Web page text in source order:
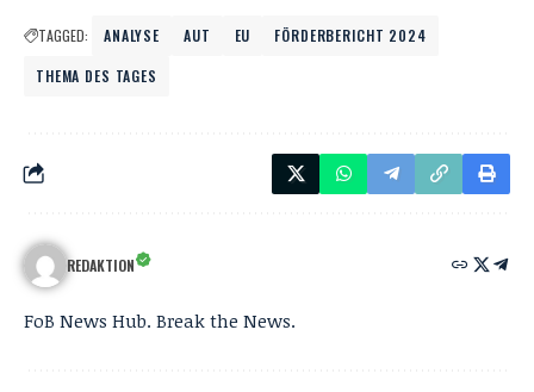
TAGGED: ANALYSE AUT EU
FÖRDERBERICHT 2024
THEMA DES TAGES
REDAKTION
FoB News Hub. Break the News.